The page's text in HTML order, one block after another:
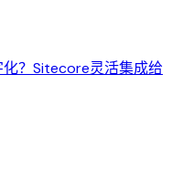
？Sitecore灵活集成给